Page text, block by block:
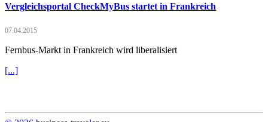
Vergleichsportal CheckMyBus startet in Frankreich
07.04.2015
Fernbus-Markt in Frankreich wird liberalisiert
[...]